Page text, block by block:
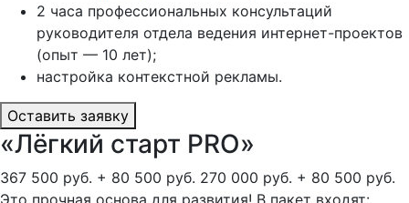
2 часа профессиональных консультаций
руководителя отдела ведения интернет-проектов
(опыт — 10 лет);
настройка контекстной рекламы.
Оставить заявку
«Лёгкий старт PRO»
367 500 руб. + 80 500 руб. 270 000 руб. + 80 500 руб.